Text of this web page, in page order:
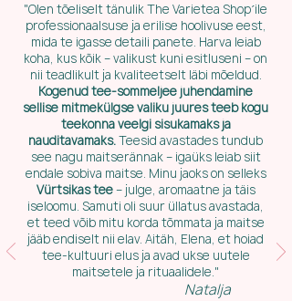
"Olen tõeliselt tänulik The Varietea Shop´ile
professionaalsuse ja erilise hoolivuse eest,
mida te igasse detaili panete. Harva leiab
koha, kus kõik – valikust kuni esitluseni – on
nii teadlikult ja kvaliteetselt läbi mõeldud.
Kogenud tee-sommeljee juhendamine
sellise mitmekülgse valiku juures teeb kogu
teekonna veelgi sisukamaks ja
nauditavamaks.Teesid avastades tundub
see nagu maitserännak – igaüks leiab siit
endale sobiva maitse. Minu jaoks on selleks
Vürtsikas tee– julge, aromaatne ja täis
iseloomu. Samuti oli suur üllatus avastada,
et teed võib mitu korda tõmmata ja maitse
jääb endiselt nii elav. Aitäh, Elena, et hoiad
tee-kultuuri elus ja avad ukse uutele
maitsetele ja rituaalidele."
Natalja